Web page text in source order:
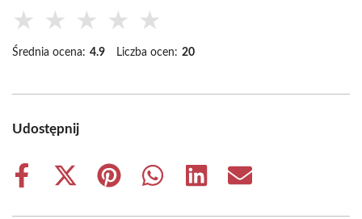
★ ★ ★ ★ ★
Średnia ocena: 4.9 Liczba ocen: 20
Udostępnij
Share
Share
Share
Share
Share
Share